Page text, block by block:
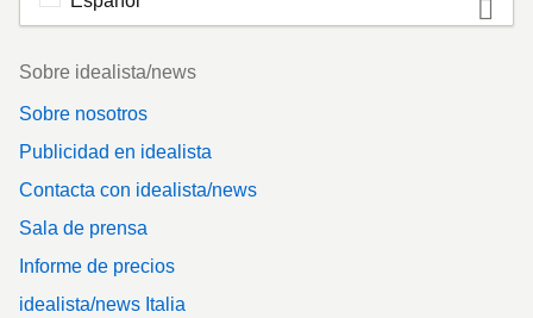
Footer
Sobre idealista/news
Sobre nosotros
Publicidad en idealista
Contacta con idealista/news
Sala de prensa
Informe de precios
idealista/news Italia